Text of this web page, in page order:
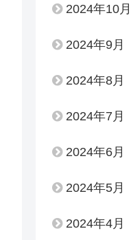
2024年10月
2024年9月
2024年8月
2024年7月
2024年6月
2024年5月
2024年4月